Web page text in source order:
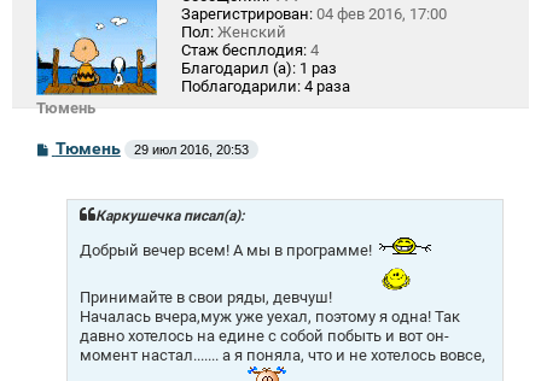
Тюмень
Зарегистрирован: 04 фев 2016, 17:00
Пол: Женский
Стаж бесплодия: 4
Благодарил (а): 1 раз
Поблагодарили: 4 раза
СТюмень 29 июл 2016, 20:53
Каркушечка писал(а):
Добрый вечер всем! А мы в программе!
Принимайте в свои ряды, девчуш!
Началась вчера,муж уже уехал, поэтому я одна! Так
давно хотелось на едине с собой побыть и вот он-
момент настал....... а я поняла, что и не хотелось вовсе,